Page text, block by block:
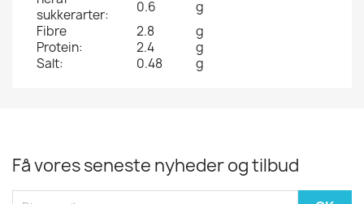
sukkerarter:
0.6
g
Fibre
2.8
g
Protein:
2.4
g
Salt:
0.48 g
Få vores seneste nyheder og tilbud